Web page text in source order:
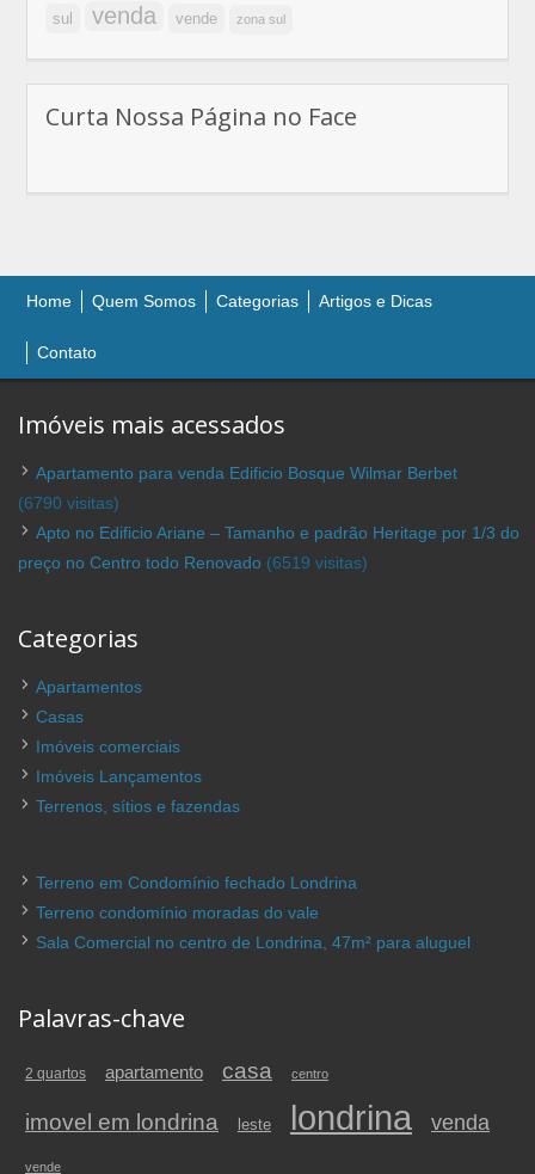
sul venda vende zona sul
Curta Nossa Página no Face
Home Quem Somos Categorias Artigos e Dicas
Contato
Imóveis mais acessados
Apartamento para venda Edificio Bosque Wilmar Berbet
(6790 visitas)
Apto no Edificio Ariane – Tamanho e padrão Heritage por 1/3 do
preço no Centro todo Renovado (6519 visitas)
Categorias
Apartamentos
Casas
Imóveis comerciais
Imóveis Lançamentos
Terrenos, sítios e fazendas
Terreno em Condomínio fechado Londrina
Terreno condomínio moradas do vale
Sala Comercial no centro de Londrina, 47m² para aluguel
Palavras-chave
2 quartos apartamento casa centro
imovel em londrina leste londrina venda
vende